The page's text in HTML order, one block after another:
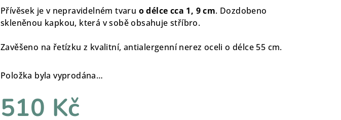
Přívěsek je v nepravidelném tvaru o délce cca 1, 9 cm. Dozdobeno
skleněnou kapkou, která v sobě obsahuje stříbro.
Zavěšeno na řetízku z kvalitní, antialergenní nerez oceli o délce 55 cm.
Položka byla vyprodána…
510 Kč